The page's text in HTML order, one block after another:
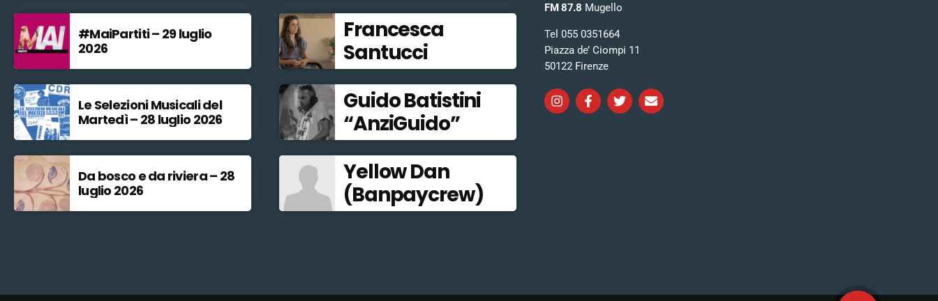
#MaiPartiti – 29 luglio
2026
Le Selezioni Musicali del
Martedì – 28 luglio 2026
Da bosco e da riviera – 28
luglio 2026
Francesca
Santucci
Guido Batistini
“AnziGuido”
Yellow Dan
(Banpaycrew)
FM 87.8 Mugello
Tel 055 0351664
Piazza de’ Ciompi 11
50122 Firenze